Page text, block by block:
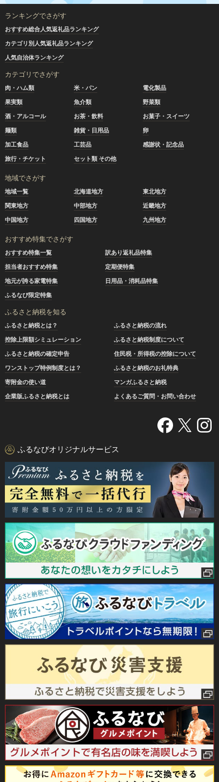
ランキングでさがす
おすすめ総合人気返礼品ランキング
カテゴリ別人気返礼品ランキング
人気自治体ランキング
カテゴリでさがす
肉・ハム類 米・パン
電化製品
果実類
魚介類
野菜類
酒・アルコール
お茶・飲料
お菓子・スイーツ
麺類
雑貨・日用品
卵
加工食品
工芸品
感謝状・記念品
旅行・チケット
セット類 その他
地域でさがす
地域一覧 北海道地方
東北地方
関東地方
中部地方
近畿地方
中国地方
四国地方 九州地方
おすすめ特集でさがす
おすすめ特集一覧
訳あり返礼品特集
担当者おすすめ特集
定期便特集
地元が誇る家電特集
日用品・消耗品特集
ふるなび限定特集
ふるさと納税を知る
ふるさと納税とは？
ふるさと納税の流れ
控除上限額シミュレーション
ふるさと納税制度について
ふるさと納税の確定申告
住民税・所得税の控除について
ワンストップ特例制度とは？
ふるさと納税のお礼特典
寄附金の使い道
マンガふるさと納税
企業版ふるさと納税とは
よくあるご質問・お問い合わせ
ふるなびオリジナルサービス